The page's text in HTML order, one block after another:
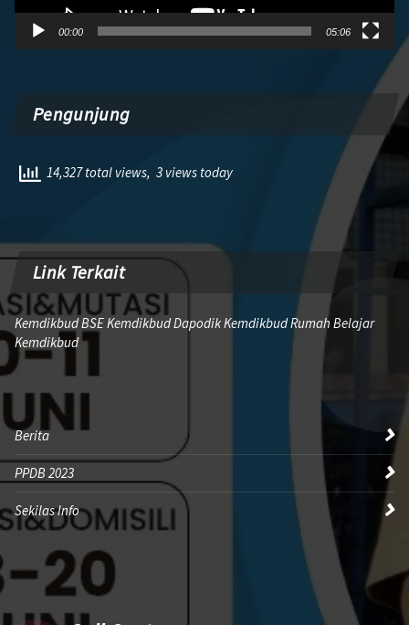
00:00 05:06
Pengunjung
14,327 total views, 3 views today
Link Terkait
Kemdikbud BSE Kemdikbud Dapodik Kemdikbud Rumah Belajar
Kemdikbud
Berita
PPDB 2023
Sekilas Info